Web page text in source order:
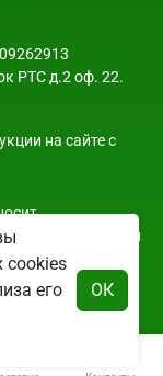
РТС д.2 оф. 22.
на сайте с
характер и ни
Всю
по телефонам
cookies
его
ОК